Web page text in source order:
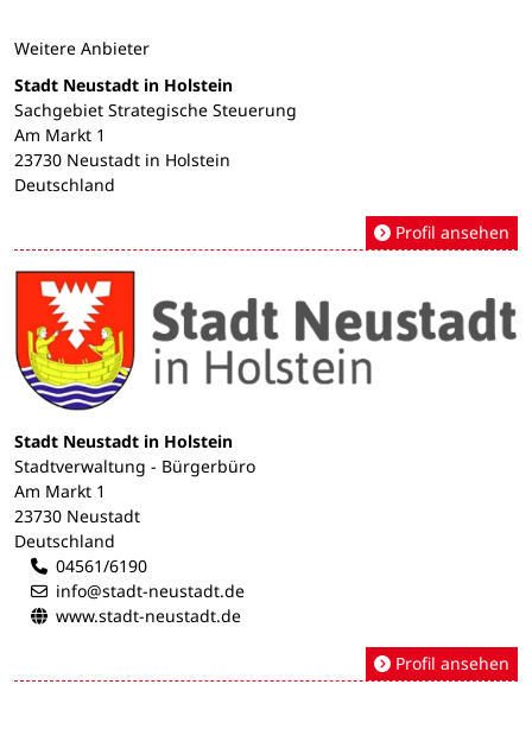
Weitere Anbieter
Stadt Neustadt in Holstein
Sachgebiet Strategische Steuerung
Am Markt 1
23730 Neustadt in Holstein
Deutschland
Profil ansehen
Stadt Neustadt in Holstein
Stadtverwaltung - Bürgerbüro
Am Markt 1
23730 Neustadt
Deutschland
04561/6190
info@stadt-neustadt.de
www.stadt-neustadt.de
Profil ansehen